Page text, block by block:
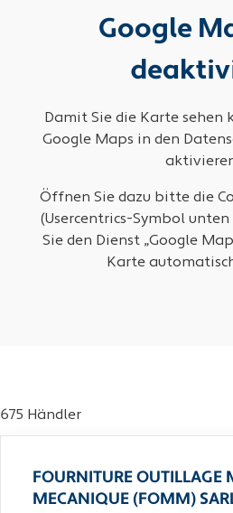
Google
Damit Sie die Karte sehen
Google Maps in den
Öffnen Sie dazu bitte die
(Usercentrics-Symbol
Sie den Dienst „Google
Karte
675 Händler
FOURNITURE OUTILLAGE
MECANIQUE (FOMM)